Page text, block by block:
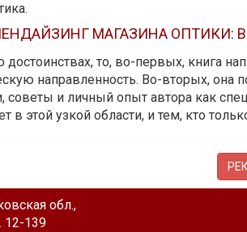
МАГАЗИНА ОПТИКИ:
достоинствах, то, во-первых, книга
направленность. Во-вторых, она
советы и личный опыт автора как
в этой узкой области, и тем, кто
обл.,
12-139